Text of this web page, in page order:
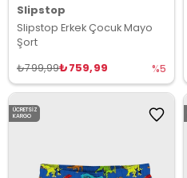
Slipstop
Slipstop Erkek Çocuk Mayo
Şort
₺759,99
₺799,99 %5
ÜCRETSIZ
KARGO